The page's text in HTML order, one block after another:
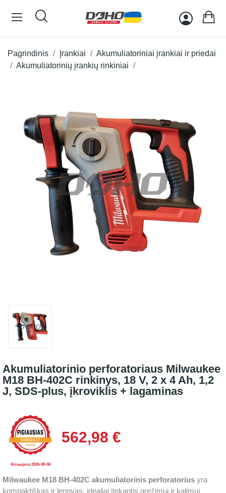
Pagrindinis Įrankiai
Akumuliatoriniai įrankiai ir priedai
Akumuliatorinių įrankių rinkiniai
Akumuliatorinio perforatoriaus Milwaukee
M18 BH-402C rinkinys, 18 V, 2 x 4 Ah, 1,2
J, SDS-plus, įkroviklis + lagaminas
562,98 €
Atnaujinta 2026-08-06
Milwaukee M18 BH-402C akumuliatorinis perforatorius yra
kompaktiškas ir lengvas, idealiai tinkantis gręžimui ir kalimui